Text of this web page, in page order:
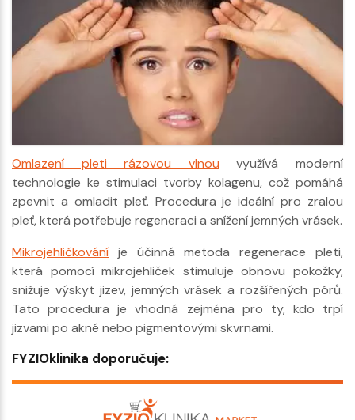
Omlazení pleti rázovou vlnou využívá moderní
technologie ke stimulaci tvorby kolagenu, což pomáhá
zpevnit a omladit pleť. Procedura je ideální pro zralou
pleť, která potřebuje regeneraci a snížení jemných vrásek.
Mikrojehličkování je účinná metoda regenerace pleti,
která pomocí mikrojehliček stimuluje obnovu pokožky,
snižuje výskyt jizev, jemných vrásek a rozšířených pórů.
Tato procedura je vhodná zejména pro ty, kdo trpí
jizvami po akné nebo pigmentovými skvrnami.
FYZIOklinika doporučuje: